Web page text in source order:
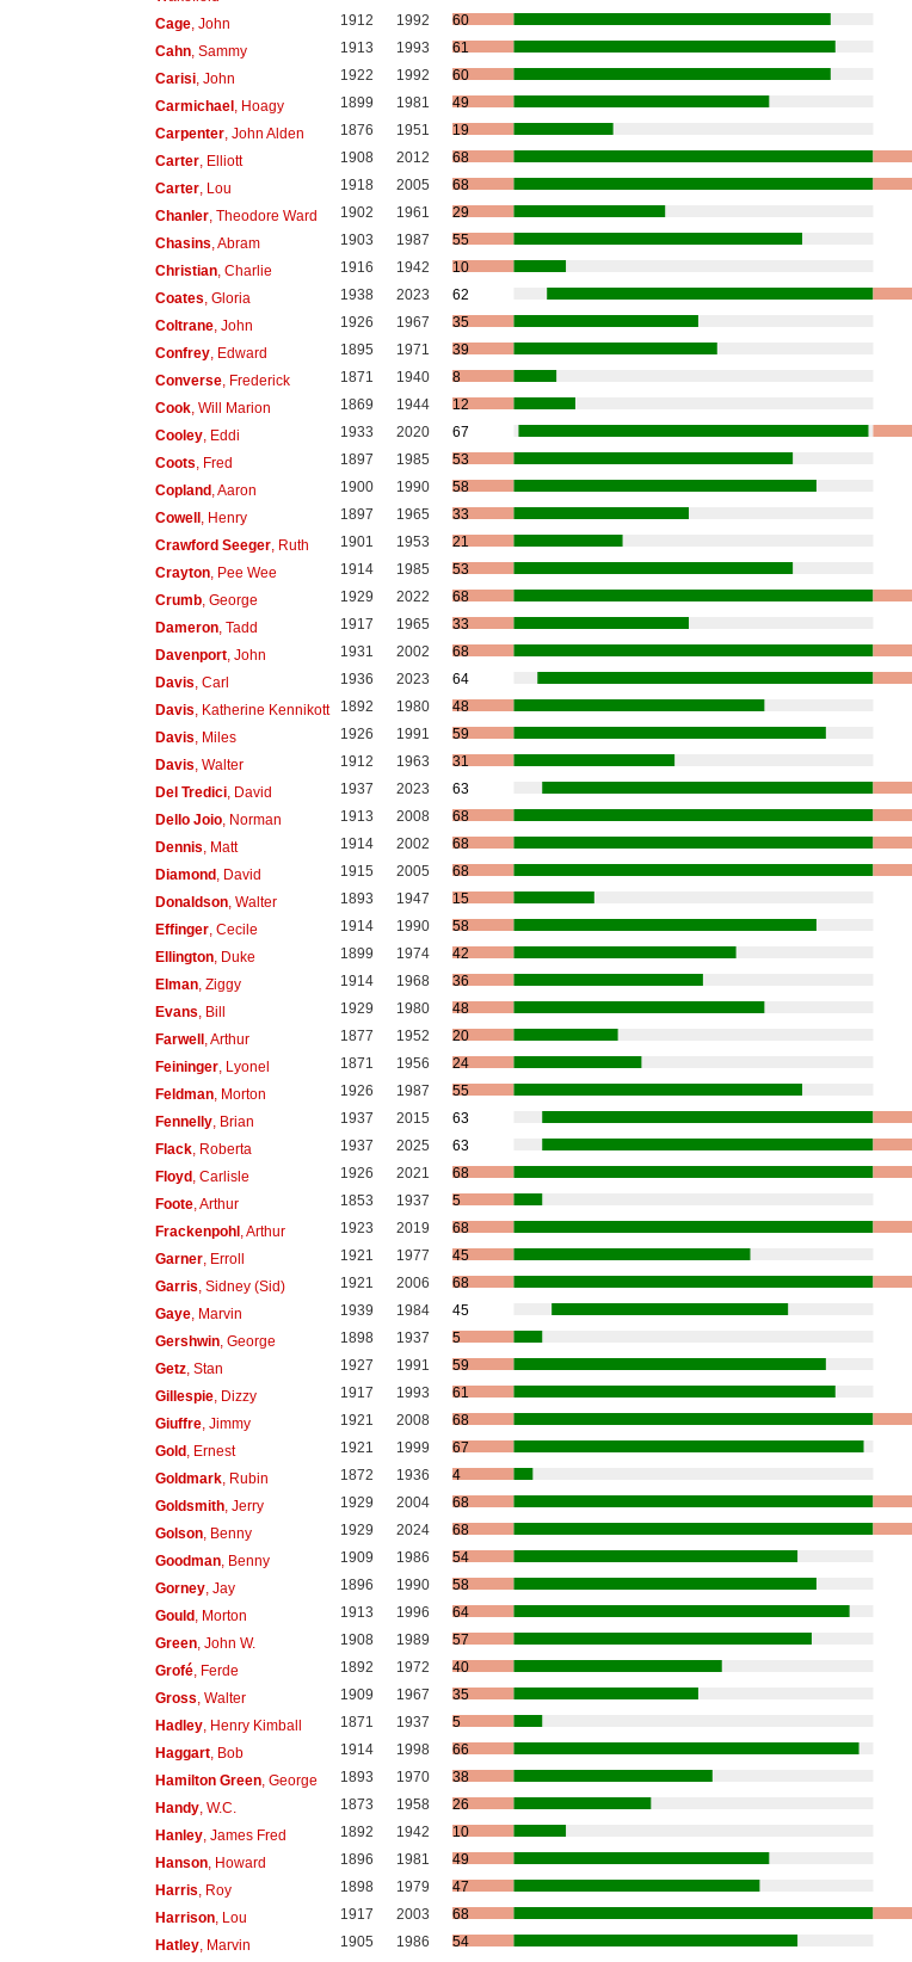
Cage, John 1912 1992
60
Cahn, Sammy 1913 1993
61
Carisi, John 1922 1992
60
Carmichael, Hoagy 1899 1981
49
Carpenter, John Alden 1876 1951
19
Carter, Elliott 1908 2012
68
Carter, Lou 1918 2005
68
Chanler, Theodore Ward 1902 1961
29
Chasins , Abram 1903 1987
55
Christian, Charlie 1916 1942
10
Coates , Gloria 1938 2023
62
Coltrane, John 1926 1967
35
Confrey, Edward 1895 1971
39
Converse, Frederick 1871 1940
8
Cook, Will Marion 1869 1944
12
Cooley, Eddi 1933 2020
67
Coots , Fred 1897 1985
53
Copland, Aaron 1900 1990
58
Cowell, Henry 1897 1965
33
Crawford Seeger, Ruth 1901 1953
21
Crayton, Pee Wee 1914 1985
53
Crumb, George 1929 2022
68
Dameron, Tadd 1917 1965
33
Davenport, John 1931 2002
68
Davis , Carl 1936 2023
64
Davis , Katherine Kennikott 1892 1980
48
Davis , Miles 1926 1991
59
Davis , Walter 1912 1963
31
Del Tredici, David 1937 2023
63
Dello Joio, Norman 1913 2008
68
Dennis , Matt 1914 2002
68
Diamond, David 1915 2005
68
Donaldson, Walter 1893 1947
15
Effinger, Cecile 1914 1990
58
Ellington, Duke 1899 1974
42
Elman, Ziggy 1914 1968
36
Evans , Bill 1929 1980
48
Farwell, Arthur 1877 1952
20
Feininger, Lyonel 1871 1956
24
Feldman, Morton 1926 1987
55
Fennelly, Brian 1937 2015
63
Flack, Roberta 1937 2025
63
Floyd, Carlisle 1926 2021
68
Foote, Arthur 1853 1937
5
Frackenpohl, Arthur 1923 2019
68
Garner, Erroll 1921 1977
45
Garris , Sidney (Sid) 1921 2006
68
Gaye, Marvin 1939 1984
45
Gershwin, George 1898 1937
5
Getz, Stan 1927 1991
59
Gillespie, Dizzy 1917 1993
61
Giuffre, Jimmy 1921 2008
68
Gold, Ernest 1921 1999
67
Goldmark, Rubin 1872 1936
4
Goldsmith, Jerry 1929 2004
68
Golson, Benny 1929 2024
68
Goodman, Benny 1909 1986
54
Gorney, Jay 1896 1990
58
Gould, Morton 1913 1996
64
Green, John W. 1908 1989
57
Grofé, Ferde 1892 1972
40
Gross , Walter 1909 1967
35
Hadley, Henry Kimball 1871 1937
5
Haggart, Bob 1914 1998
66
Hamilton Green, George 1893 1970
38
Handy, W.C. 1873 1958
26
Hanley, James Fred 1892 1942
10
Hanson, Howard 1896 1981
49
Harris , Roy 1898 1979
47
Harrison, Lou 1917 2003
68
Hatley, Marvin 1905 1986
54